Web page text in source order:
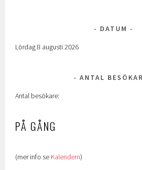
DATUM
Lördag 8 augusti 2026
ANTAL
Antal besökare:
PÅ GÅNG
(mer info se Kalendern)